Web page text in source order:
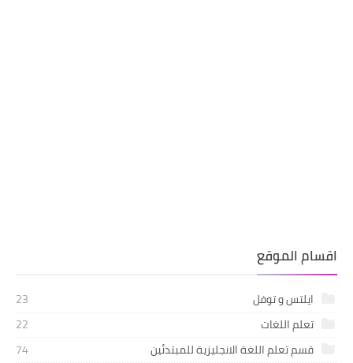
اقسام الموقع
ايلتس و توفل
23
تعلم اللغات
22
قسم تعلم اللغة الانجليزية للمبتدئين
74